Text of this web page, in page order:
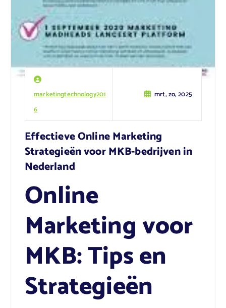
marketingtechnology201
6
mrt, zo, 2025
Effectieve Online Marketing
Strategieën voor MKB-bedrijven in
Nederland
Online
Marketing voor
MKB: Tips en
Strategieën